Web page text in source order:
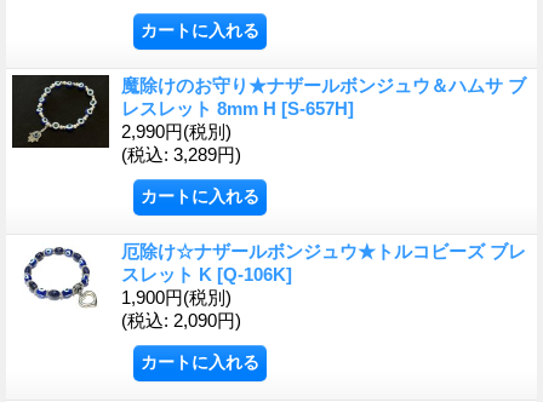
魔除けのお守り★ナザールボンジュウ＆ハムサ ブ
レスレット 8mm H [S-657H]
2,990円(税別)
(税込: 3,289円)
厄除け☆ナザールボンジュウ★トルコビーズ ブレ
スレット K [Q-106K]
1,900円(税別)
(税込: 2,090円)